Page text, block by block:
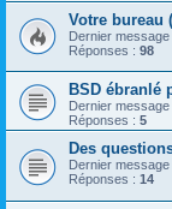
Votre bureau
Dernier
Réponses : 98
BSD ébranlé
Dernier
Réponses : 5
Des
Dernier
Réponses : 14